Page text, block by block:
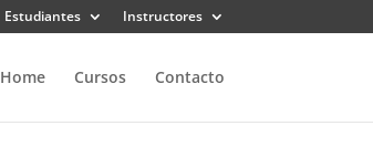
Estudiantes Instructores
Home Cursos Contacto